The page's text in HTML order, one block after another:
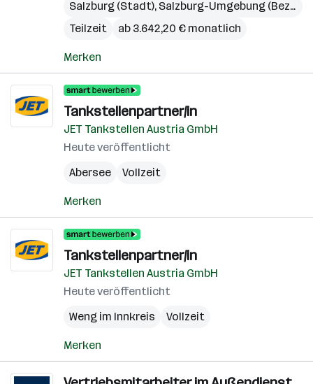
Salzburg (Stadt), Salzburg-Umgebung (Bezirk)
Teilzeit
ab 3.642,20 € monatlich
Merken
Tankstellenpartner/in
JET Tankstellen Austria GmbH
Heute veröffentlicht
Abersee
Vollzeit
Merken
Tankstellenpartner/in
JET Tankstellen Austria GmbH
Heute veröffentlicht
Weng im Innkreis
Vollzeit
Merken